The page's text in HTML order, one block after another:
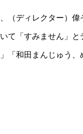
（ディレクター）
「すみません」
「和田まんじゅう